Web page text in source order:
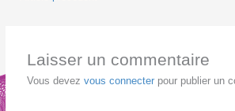
Laisser un commentaire
Vous devezvous connecter pour publier un